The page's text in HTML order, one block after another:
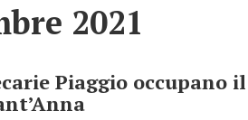
2021
Piaggio occupano